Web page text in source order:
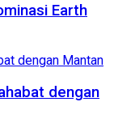
Earth
dengan